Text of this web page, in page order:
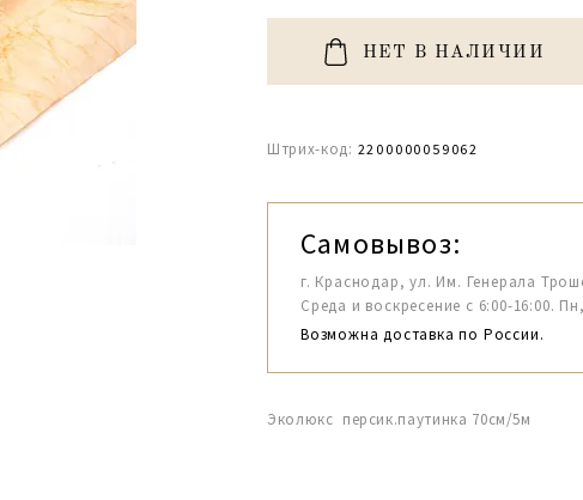
НЕТ В НАЛИЧИИ
Штрих-код: 2200000059062
Самовывоз:
г. Краснодар, ул. Им. Генерала
Среда и воскресение с 6:00-16:00.
Возможна доставка по России.
Эколюкс персик.паутинка 70см/5м